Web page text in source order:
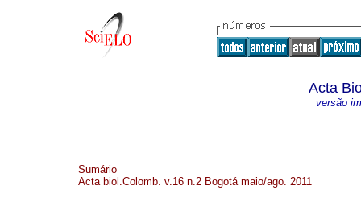
Acta
versão
Sumário
Acta biol.Colomb. v.16 n.2 Bogotá maio/ago. 2011